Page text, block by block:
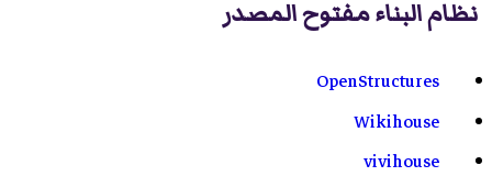
نظام البناء مفتوح المصدر
OpenStructures
Wikihouse
vivihouse